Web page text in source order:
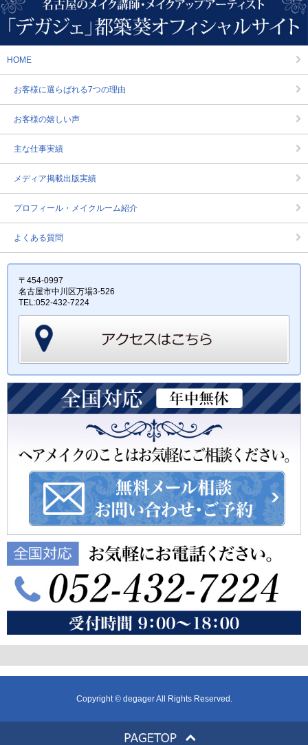
HOME
お客様に選らばれる7つの理由
お客様の嬉しい声
主な仕事実績
メディア掲載出版実績
プロフィール・メイクルーム紹介
よくある質問
〒454-0997
名古屋市中川区万場3-526
TEL:052-432-7224
Copyright © degager All Rights Reserved.